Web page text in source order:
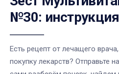
№30: инструкция
Есть рецепт от лечащего
покупку лекарств? Отправьте